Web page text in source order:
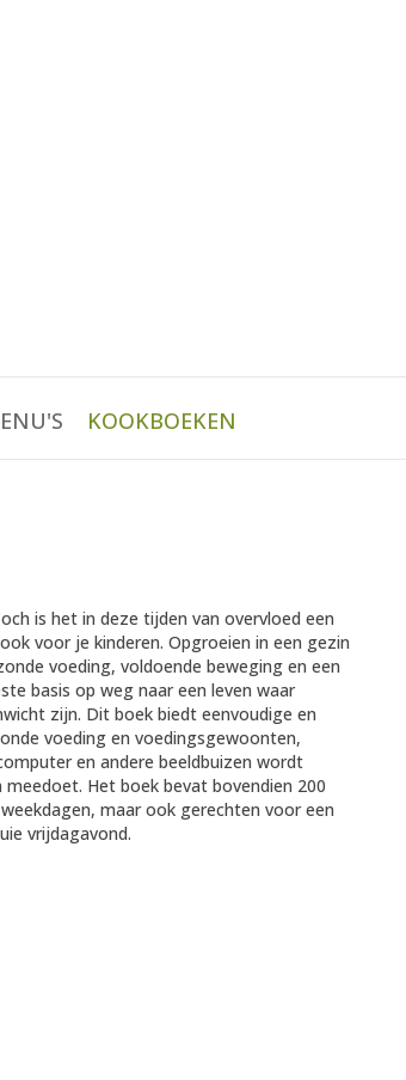
KOOKBOEKEN
is het in deze tijden van overvloed een
voor je kinderen. Opgroeien in een gezin
voeding, voldoende beweging en een
basis op weg naar een leven waar
zijn. Dit boek biedt eenvoudige en
voeding en voedingsgewoonten,
en andere beeldbuizen wordt
Het boek bevat bovendien 200
maar ook gerechten voor een
vrijdagavond.